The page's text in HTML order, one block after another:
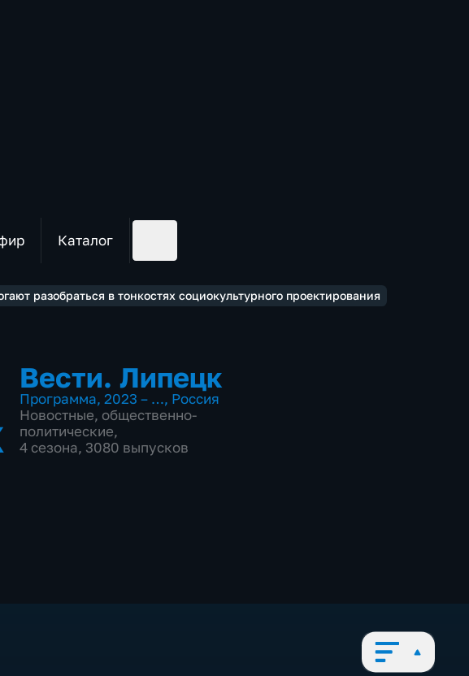
Каталог
разобраться в тонкостях социокультурного проектирования
Вести. Липецк
Программа, 2023 – …, Россия
Новостные, общественно-
политические,
4 сезона, 3080 выпусков